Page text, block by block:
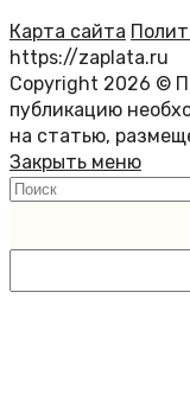
Карта сайта
https://zaplata.ru
Copyright 2026 ©
публикацию
на статью,
Закрыть меню